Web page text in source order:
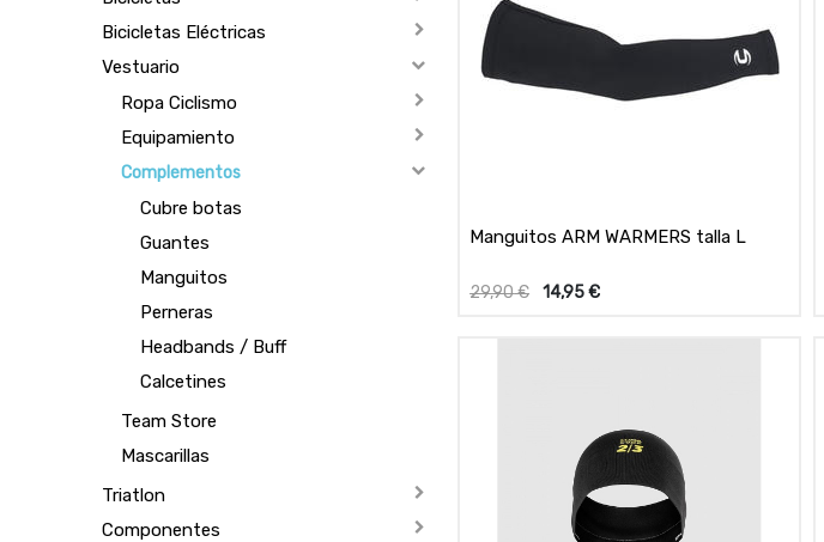
Bicicletas Eléctricas
Vestuario
Ropa Ciclismo
Equipamiento
Complementos
Cubre botas
Guantes
Manguitos
Perneras
Headbands / Buff
Calcetines
Team Store
Mascarillas
Triatlon
Componentes
Manguitos ARM WARMERS talla L
29,90€ 14,95€